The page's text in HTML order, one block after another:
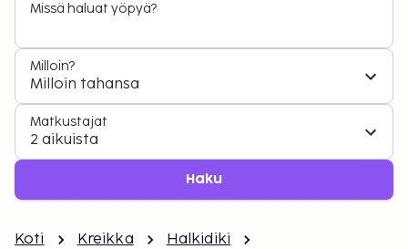
Missä haluat yöpyä?
Milloin?
Milloin tahansa
Matkustajat
2 aikuista
Haku
Koti Kreikka
Halkidiki